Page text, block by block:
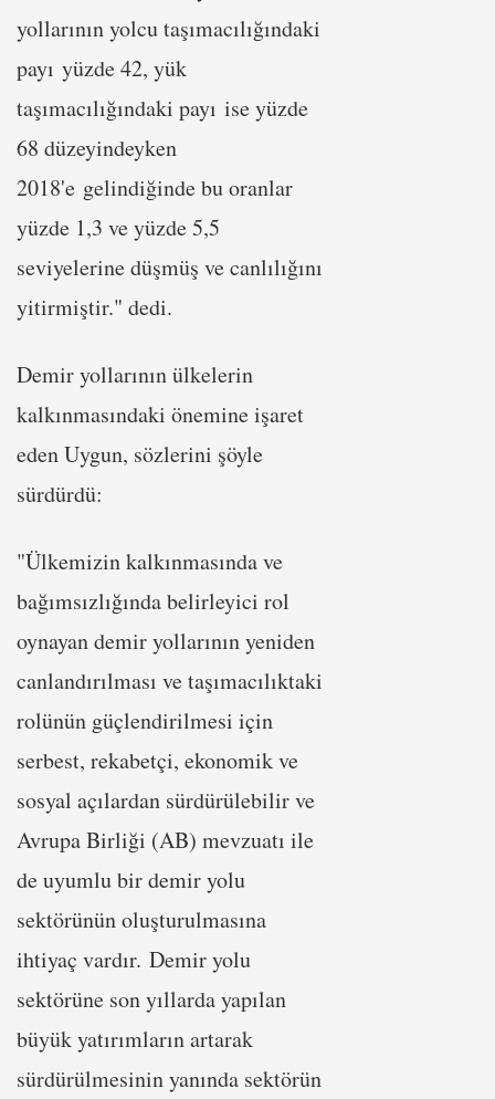
yollarının yolcu taşımacılığındaki
payı yüzde 42, yük
taşımacılığındaki payı ise yüzde
68 düzeyindeyken
2018'e gelindiğinde bu oranlar
yüzde 1,3 ve yüzde 5,5
seviyelerine düşmüş ve canlılığını
yitirmiştir." dedi.
Demir yollarının ülkelerin
kalkınmasındaki önemine işaret
eden Uygun, sözlerini şöyle
sürdürdü:
"Ülkemizin kalkınmasında ve
bağımsızlığında belirleyici rol
oynayan demir yollarının yeniden
canlandırılması ve taşımacılıktaki
rolünün güçlendirilmesi için
serbest, rekabetçi, ekonomik ve
sosyal açılardan sürdürülebilir ve
Avrupa Birliği (AB) mevzuatı ile
de uyumlu bir demir yolu
sektörünün oluşturulmasına
ihtiyaç vardır. Demir yolu
sektörüne son yıllarda yapılan
büyük yatırımların artarak
sürdürülmesinin yanında sektörün